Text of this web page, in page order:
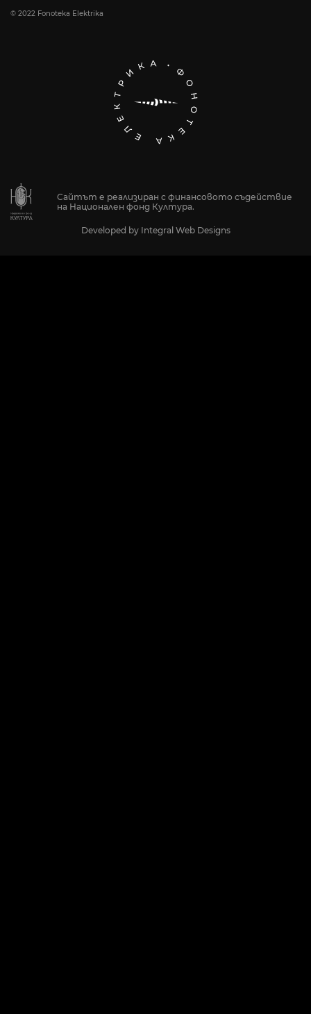
© 2022 Fonoteka Elektrika
Сайтът е реализиран с финансовото съдействие
на Национален фонд Култура.
Developed by Integral Web Designs